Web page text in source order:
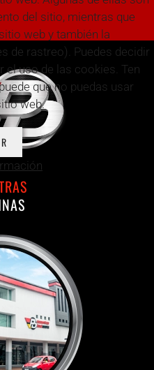
del sitio, mientras que
web y también la
de rastreo). Puedes decidir
uso de las cookies. Ten
que no puedas usar
web.